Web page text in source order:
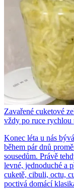
Zavařené cuketové
vždy po ruce rychlou
Konec léta u nás
během pár dnů
sousedům. Právě
levné, jednoduché a
cuketě, cibuli, octu,
poctivá domácí